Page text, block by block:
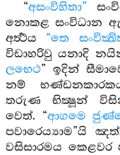
“අසංවිහිතා”
නොකළ සංවිධාන
අර්‍ත්‍ථය “තෙ
විඩාහරිවු යනාදි
ලභෙථ” ඉදින්
නම්
තරුණ භික්‍ෂූන්
වෙත්. “ආගමෙ
පවාරෙය්‍යාම”යි
වසිසාරමය